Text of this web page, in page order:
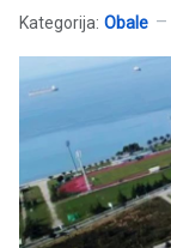
Kategorija: Obale